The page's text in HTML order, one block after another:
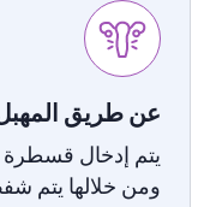
عن طريق
يتم إدخال قسطرة
ومن خلالها يتم